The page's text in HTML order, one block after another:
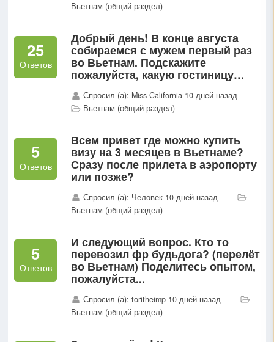
Вьетнам (общий раздел)
25
Ответов
Добрый день! В конце августа
собираемся с мужем первый раз
во Вьетнам. Подскажите
пожалуйста, какую гостиницу
4 вариантах1. Romana Resort2.
Aroma beach 3. Sunny Beach 4...
Спросил (а): Miss California 10 дней назад
Вьетнам (общий раздел)
5
Ответов
Всем привет где можно купить
визу на 3 месяцев в Вьетнаме?
Сразу после прилета в аэропорту
или позже?
Спросил (а): Человек 10 дней назад
Вьетнам (общий раздел)
5
Ответов
И следующий вопрос. Кто то
перевозил фр будьдога? (перелёт
во Вьетнам) Поделитесь опытом,
пожалуйста...
Спросил (а): toritheimp 10 дней назад
Вьетнам (общий раздел)